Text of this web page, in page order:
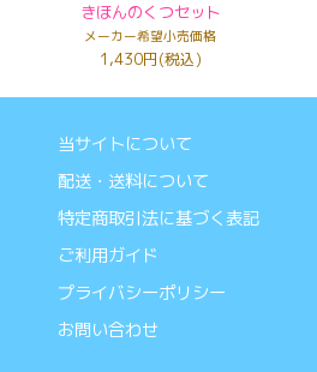
きほんのくつセット
メーカー希望小売価格
1,430円(税込)
当サイトについて
配送・送料について
特定商取引法に基づく表記
ご利用ガイド
プライバシーポリシー
お問い合わせ